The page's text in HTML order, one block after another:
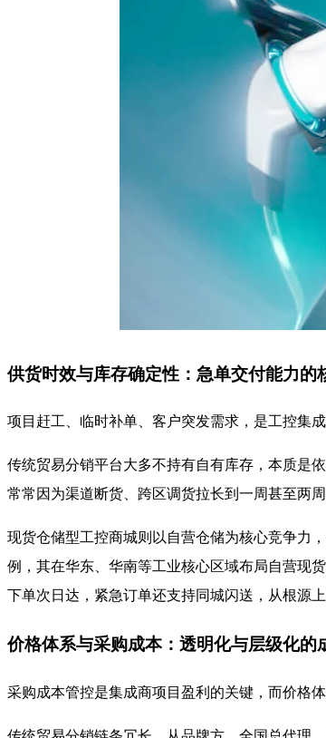
供货时效与库存确定性：急单交付能力的
项目赶工、临时补单、客户突发需求，是工控集
传统贸易分销平台大多不持有自有库存，本质是
常常因为渠道断货、跨区调货拉长到一周甚至两
现货仓储型工控商城则以自营仓储为核心竞争力
例，其在华东、华南等工业核心区域布局自营现
下单次日达，紧急订单还支持同城闪送，从根源
价格体系与采购成本：透明化与层级化的
采购成本管控是集成商项目盈利的关键，而价格